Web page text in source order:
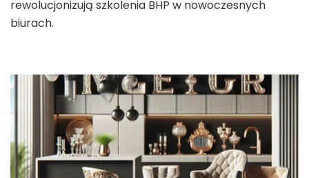
rewolucjonizują szkolenia BHP w nowoczesnych
biurach.